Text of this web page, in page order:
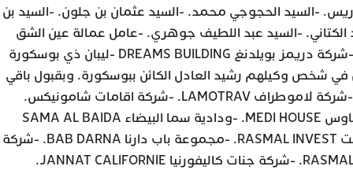
-السيد الحجوجي محمد. -السيد عثمان بن جلون. -السيد بن
-السيد عبد اللطيف جوهري. -عامل عمالة عين الشق
الحي الحسني. -رشيد لعجاج. -شركة دريمز بويلدنغ DREAMS BUILDING -ليبان ذي بوسكورة
في شخص وكيلهم رشيد العادل الكائن ببوسكورة. وبقبول باقي
طلبات الادخال في مواجهة: -شركة لاموطراف LAMOTRAV. -شركة اقامات شامونيكس.
CHAMONIX -شركة ميدي هاوس MEDI HOUSE. -ودادية سما البيضاء SAMA AL BAIDA
AMCL. -شركة راسمال انفيست RASMAL INVEST. -مجموعة باب دارنا BAB DARNA. -شركة
راسمال هولدينغ RASMAL HOLDING. -شركة جنات كاليفورنيا JANNAT CALIFORNIE.